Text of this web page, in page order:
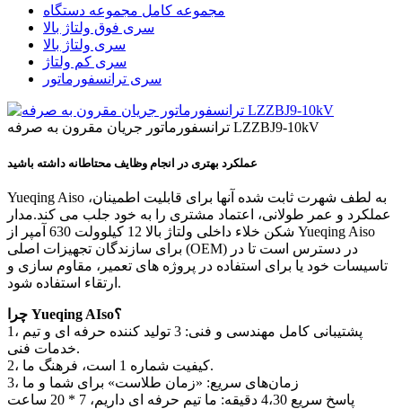
مجموعه کامل مجموعه دستگاه
سری فوق ولتاژ بالا
سری ولتاژ بالا
سری کم ولتاژ
سری ترانسفورماتور
ترانسفورماتور جریان مقرون به صرفه LZZBJ9-10kV
عملکرد بهتری در انجام وظایف محتاطانه داشته باشید
Yueqing Aiso به لطف شهرت ثابت شده آنها برای قابلیت اطمینان،
عملکرد و عمر طولانی، اعتماد مشتری را به خود جلب می کند.مدار
شکن خلاء داخلی ولتاژ بالا 12 کیلوولت 630 آمپر از Yueqing Aiso
برای سازندگان تجهیزات اصلی (OEM) در دسترس است تا در
تاسیسات خود یا برای استفاده در پروژه های تعمیر، مقاوم سازی و
ارتقاء استفاده شود.
چرا Yueqing AIso؟
1، پشتیبانی کامل مهندسی و فنی: 3 تولید کننده حرفه ای و تیم
خدمات فنی.
2، کیفیت شماره 1 است، فرهنگ ما.
3، زمان‌های سریع: «زمان طلاست» برای شما و ما
پاسخ سریع 4،30 دقیقه: ما تیم حرفه ای داریم، 7 * 20 ساعت